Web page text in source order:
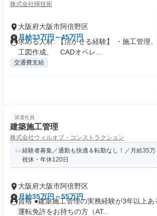
株式会社暉技術
大阪府大阪市阿倍野区
月給33万円～45万円
求める人材: 【活かせる経験】 ・施工管理
工図作成、 CADオペレ...
交通費支給
派遣社員
建築施工管理
株式会社ウィルオブ・コンストラクション
経験者募集／通勤も快適＆転勤なし！／月給35万
祝休・年休120日
大阪府大阪市阿倍野区
月給35万円～55万円
資格 ●建築施工管理の実務経験が3年以上
運転免許をお持ちの方（AT...